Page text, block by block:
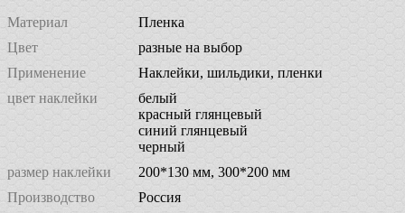
Материал
Пленка
Цвет
разные на выбор
Применение
Наклейки, шильдики, пленки
цвет наклейки
белый
красный глянцевый
синий глянцевый
черный
размер наклейки
200*130 мм, 300*200 мм
Производство
Россия